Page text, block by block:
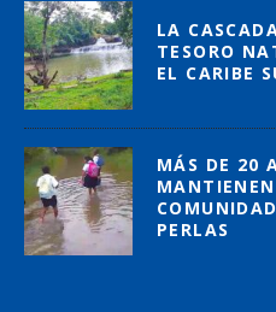
LA
TESORO
EL CARIBE
MÁS DE 20
PERLAS